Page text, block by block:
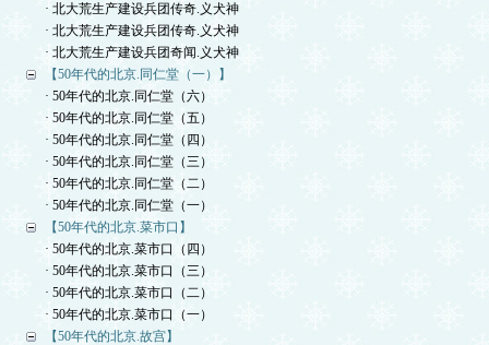
· 北大荒生产建设兵团传奇.义犬神
· 北大荒生产建设兵团传奇.义犬神
· 北大荒生产建设兵团奇闻.义犬神
【50年代的北京.同仁堂（一）】
· 50年代的北京.同仁堂（六）
· 50年代的北京.同仁堂（五）
· 50年代的北京.同仁堂（四）
· 50年代的北京.同仁堂（三）
· 50年代的北京.同仁堂（二）
· 50年代的北京.同仁堂（一）
【50年代的北京.菜市口】
· 50年代的北京.菜市口（四）
· 50年代的北京.菜市口（三）
· 50年代的北京.菜市口（二）
· 50年代的北京.菜市口（一）
【50年代的北京.故宫】